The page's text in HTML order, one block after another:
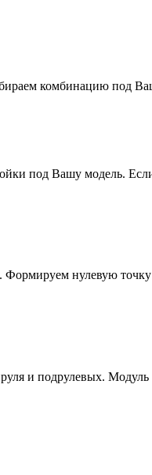
комбинацию под
под Вашу модель.
нулевую
и подрулевых.